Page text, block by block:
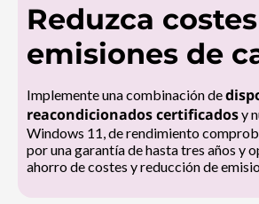
Reduzca
emisiones de
Implemente una combinación de
reacondicionados certificadosy
Windows 11, de rendimiento
por una garantía de hasta tres años y
ahorro de costes y reducción de